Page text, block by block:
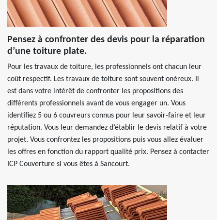
Pensez à confronter des devis pour la réparation
d’une toiture plate.
Pour les travaux de toiture, les professionnels ont chacun leur
coût respectif. Les travaux de toiture sont souvent onéreux. Il
est dans votre intérêt de confronter les propositions des
différents professionnels avant de vous engager un. Vous
identifiez 5 ou 6 couvreurs connus pour leur savoir-faire et leur
réputation. Vous leur demandez d’établir le devis relatif à votre
projet. Vous confrontez les propositions puis vous allez évaluer
les offres en fonction du rapport qualité prix. Pensez à contacter
ICP Couverture si vous êtes à Sancourt.